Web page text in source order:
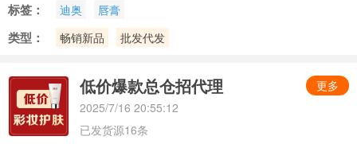
标签： 迪奥 唇膏
类型： 畅销新品 批发代发
低价爆款总仓招代理
2025/7/16 20:55:12
已发货源16条
更多